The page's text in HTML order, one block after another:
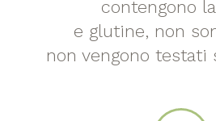
contengono
e glutine, non
non vengono testati